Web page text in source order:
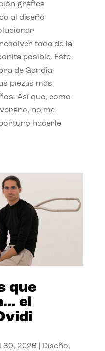
gráfica
al diseño
todo de la
posible. Este
de Gandia
piezas más
Así que, como
no me
hacerle
que
el
30, 2026 Diseño,